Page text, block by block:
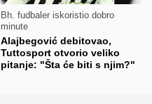
Bh. fudbaler iskoristio dobro
minute
Alajbegović debitovao,
Tuttosport otvorio veliko
pitanje: "Šta će biti s njim?"